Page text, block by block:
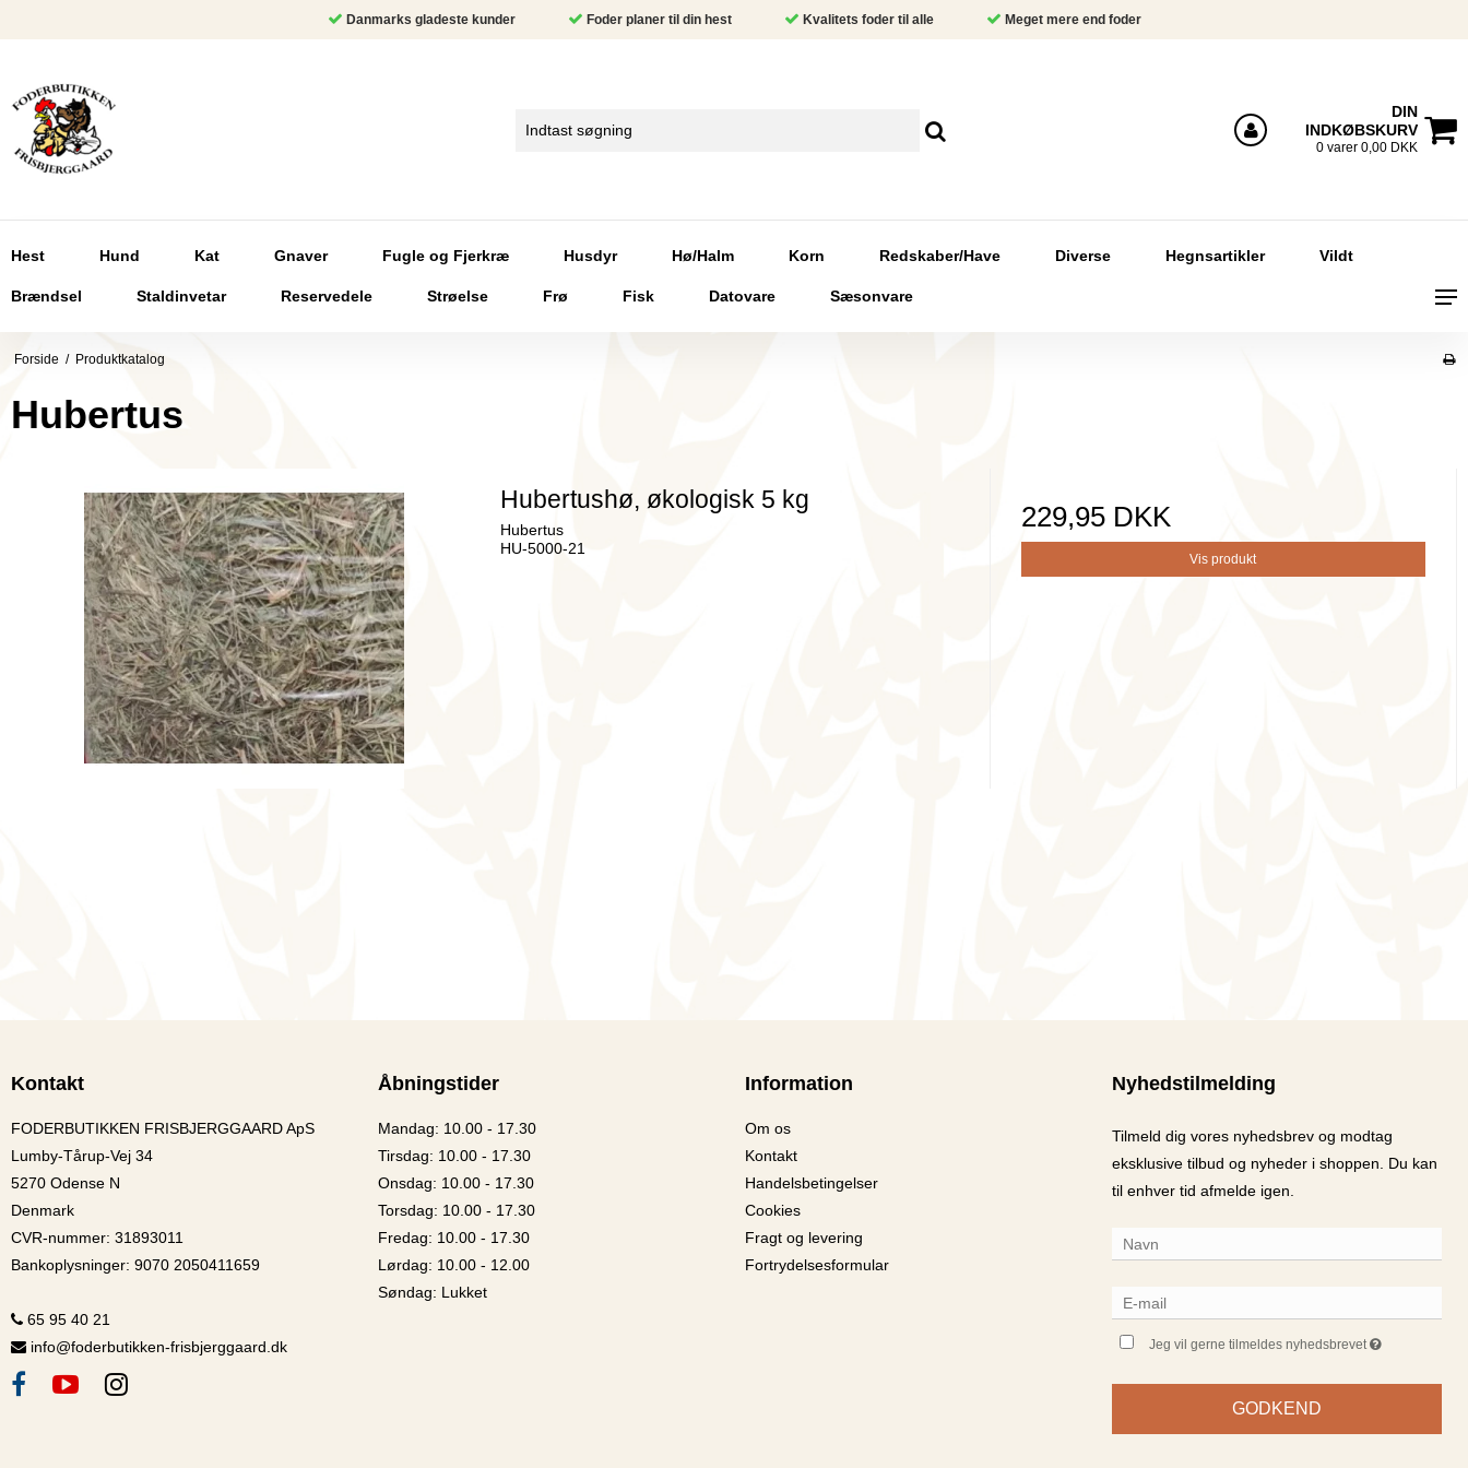
Danmarks gladeste kunder Foder planer til din hest Kvalitets foder til alle Meget mere end foder
Log ind
DIN
INDKØBSKURV
0 varer 0,00 DKK
Hest Hund Kat Gnaver Fugle og Fjerkræ Husdyr Hø/Halm Korn Redskaber/Have Diverse Hegnsartikler Vildt
Brændsel Staldinvetar Reservedele Strøelse Frø Fisk Datovare Sæsonvare
Forside / Produktkatalog
Hubertus
Hubertushø, økologisk 5 kg
Hubertus
HU-5000-21
229,95 DKK
Vis produkt
Kontakt
FODERBUTIKKEN FRISBJERGGAARD ApS
Lumby-Tårup-Vej 34
5270 Odense N
Denmark
CVR-nummer: 31893011
Bankoplysninger: 9070 2050411659
65 95 40 21
info@foderbutikken-frisbjerggaard.dk
Åbningstider
Mandag: 10.00 - 17.30
Tirsdag: 10.00 - 17.30
Onsdag: 10.00 - 17.30
Torsdag: 10.00 - 17.30
Fredag: 10.00 - 17.30
Lørdag: 10.00 - 12.00
Søndag: Lukket
Information
Om os
Kontakt
Handelsbetingelser
Cookies
Fragt og levering
Fortrydelsesformular
Nyhedstilmelding
Tilmeld dig vores nyhedsbrev og modtag
eksklusive tilbud og nyheder i shoppen. Du kan
til enhver tid afmelde igen.
Jeg vil gerne tilmeldes nyhedsbrevet
GODKEND